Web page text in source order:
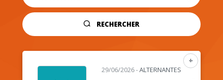
RECHERCHER
+
29/06/2026-ALTERNANTES